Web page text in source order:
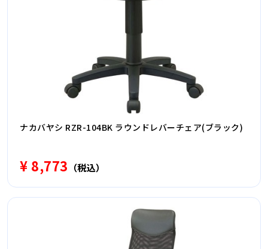
ナカバヤシ RZR-104BK ラウンドレバーチェア(ブラック)
¥ 8,773 （税込）